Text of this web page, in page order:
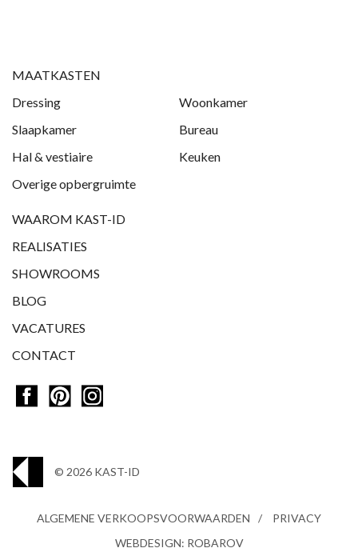
MAATKASTEN
Dressing
Woonkamer
Slaapkamer
Bureau
Hal & vestiaire
Keuken
Overige opbergruimte
WAAROM KAST-ID
REALISATIES
SHOWROOMS
BLOG
VACATURES
CONTACT
© 2026 KAST-ID
ALGEMENE VERKOOPSVOORWAARDEN
PRIVACY
WEBDESIGN: ROBAROV